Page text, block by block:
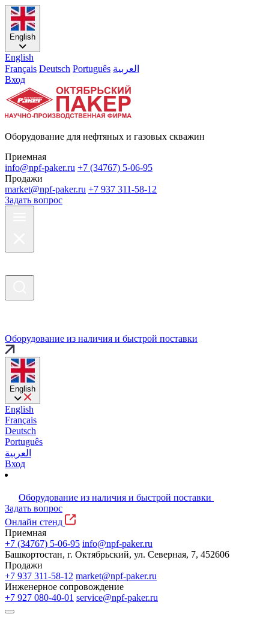
English
English
Français Deutsch Português العربية
Вход
Оборудование для нефтяных и газовых скважин
Приемная
info@npf-paker.ru +7 (34767) 5-06-95
Продажи
market@npf-paker.ru +7 937 311-58-12
Задать вопрос
Оборудование из наличия и быстрой поставки
English
English
Français
Deutsch
Português
العربية
Вход
Оборудование из наличия и быстрой поставки
Задать вопрос
Онлайн стенд
Приемная
+7 (34767) 5-06-95 info@npf-paker.ru
Башкортостан, г. Октябрьский, ул. Северная, 7, 452606
Продажи
+7 937 311-58-12 market@npf-paker.ru
Инженерное сопровождение
+7 927 080-40-01 service@npf-paker.ru